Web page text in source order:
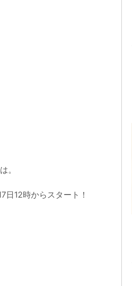
。
12時からスタート！